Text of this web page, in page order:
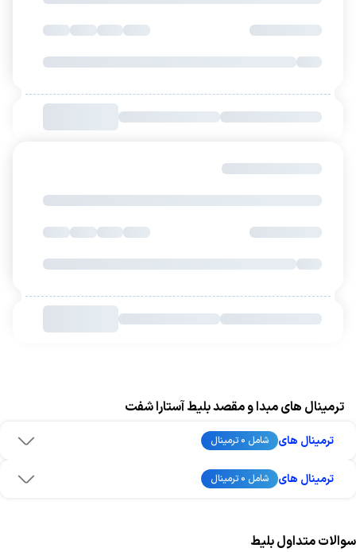
ترمینال های مبدا و مقصد بلیط آستارا شفت
ترمینال های شامل 0 ترمینال
ترمینال های شامل 0 ترمینال
سوالات متداول بلیط